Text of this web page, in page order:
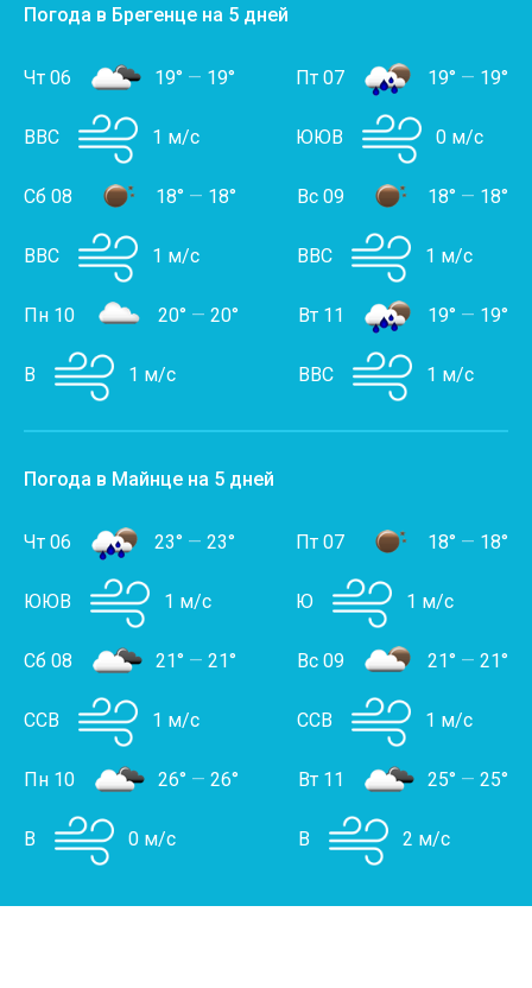
Погода в Брегенце на 5 дней
Чт 06 19° — 19°
ВВС 1 м/с
Пт 07 19° — 19°
ЮЮВ 0 м/с
Сб 08 18° — 18°
ВВС 1 м/с
Вс 09 18° — 18°
ВВС 1 м/с
Пн 10 20° — 20°
В 1 м/с
Вт 11 19° — 19°
ВВС 1 м/с
Погода в Майнце на 5 дней
Чт 06 23° — 23°
ЮЮВ 1 м/с
Пт 07 18° — 18°
Ю 1 м/с
Сб 08 21° — 21°
ССВ 1 м/с
Вс 09 21° — 21°
ССВ 1 м/с
Пн 10 26° — 26°
В 0 м/с
Вт 11 25° — 25°
В 2 м/с